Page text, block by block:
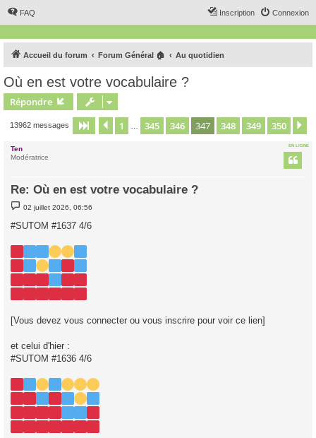
FAQ Connexion
Inscription
Accueil du forum Forum Général 🏠 Au quotidien
Où en est votre vocabulaire ?
Répondre
13962 messages Page 347 sur350
Précédent
1 345 346 347 348 349 350
EN LIGNE
Ten
Modératrice
Re: Où en est votre vocabulaire ?
M
e
s
s
g
02 juillet 2026, 06:56
#SUTOM #1637 4/6
[Vous devez vous connecter ou vous inscrire pour voir ce lien]
et celui d'hier :
#SUTOM #1636 4/6